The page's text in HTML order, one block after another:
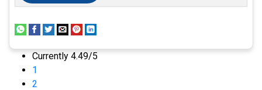
Currently 4.49/5
1
2